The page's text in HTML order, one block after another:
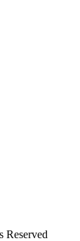
质量还是服务
区环境宽敞明亮
懵，老师会不厌
队都很有保障
这里了，又很方便
休，有节假日的
和会计，已经